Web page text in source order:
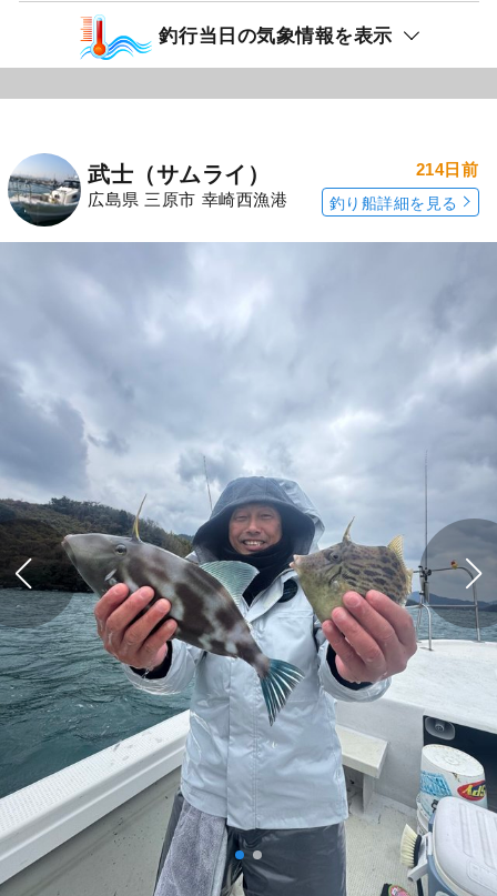
釣行当日の気象情報を表示
武士（サムライ）
広島県 三原市 幸崎西漁港
214日前
釣り船詳細を見る